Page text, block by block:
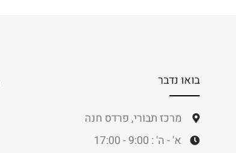
בואו נדבר
מרכז תבורי, פרדס חנה
א' - ה' : 9:00 - 17:00